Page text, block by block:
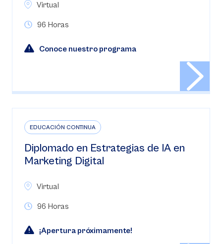
Virtual
96 Horas
Conoce nuestro programa
EDUCACIÓN CONTINUA
Diplomado en Estrategias de IA en
Marketing Digital
Virtual
96 Horas
¡Apertura próximamente!